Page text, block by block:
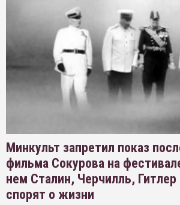
Минкульт запретил показ
фильма Сокурова на
нем Сталин, Черчилль,
спорят о жизни